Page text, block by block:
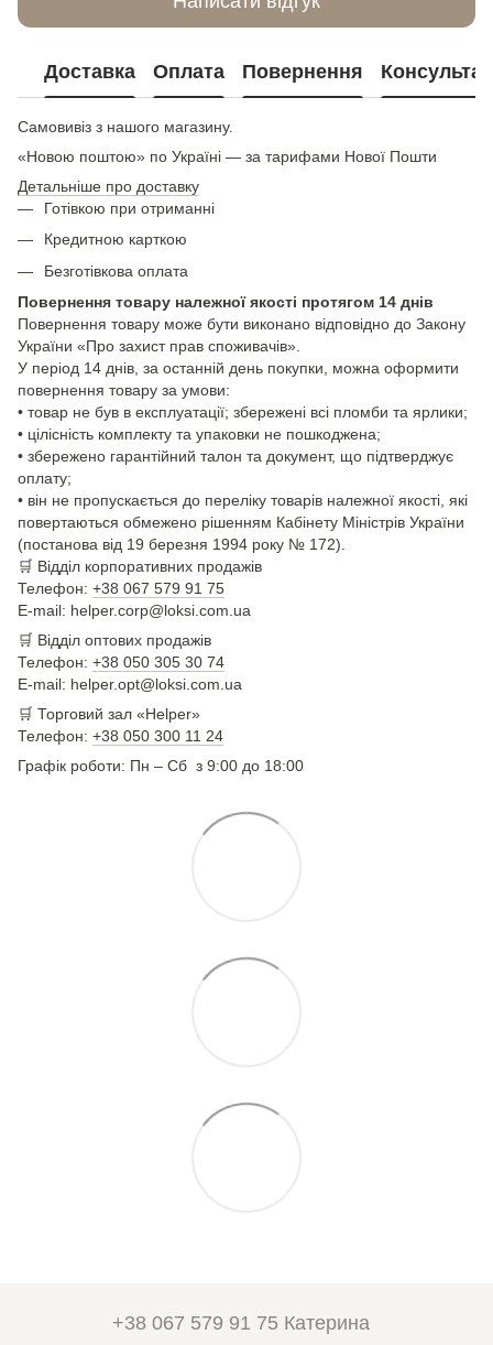
Доставка Оплата Повернення
Самовивіз з нашого магазину.
«Новою поштою» по Україні — за тарифами Нової Пошти
Детальніше про доставку
Готівкою при отриманні
Кредитною карткою
Безготівкова оплата
Повернення товару належної якості протягом 14 днів
Повернення товару може бути виконано відповідно до Закону
України «Про захист прав споживачів».
У період 14 днів, за останній день покупки, можна оформити
повернення товару за умови:
• товар не був в експлуатації; збережені всі пломби та ярлики;
• цілісність комплекту та упаковки не пошкоджена;
• збережено гарантійний талон та документ, що підтверджує
оплату;
• він не пропускається до переліку товарів належної якості, які
повертаються обмежено рішенням Кабінету Міністрів України
(постанова від 19 березня 1994 року № 172).
🛒 Відділ корпоративних продажів
Телефон: +38 067 579 91 75
E-mail: helper.corp@loksi.com.ua
🛒 Відділ оптових продажів
Телефон: +38 050 305 30 74
E-mail: helper.opt@loksi.com.ua
🛒 Торговий зал «Helper»
Телефон: +38 050 300 11 24
Графік роботи: Пн – Сб з 9:00 до 18:00
+38 067 579 91 75 Катерина